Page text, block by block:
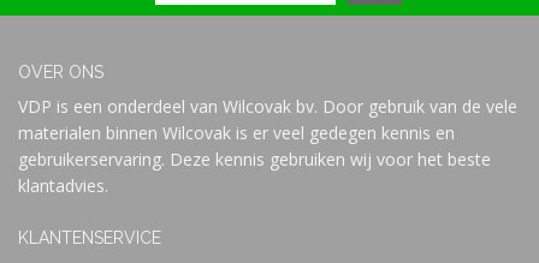
OVER ONS
VDP is een onderdeel van Wilcovak bv. Door gebruik van de vele
materialen binnen Wilcovak is er veel gedegen kennis en
gebruikerservaring. Deze kennis gebruiken wij voor het beste
klantadvies.
KLANTENSERVICE